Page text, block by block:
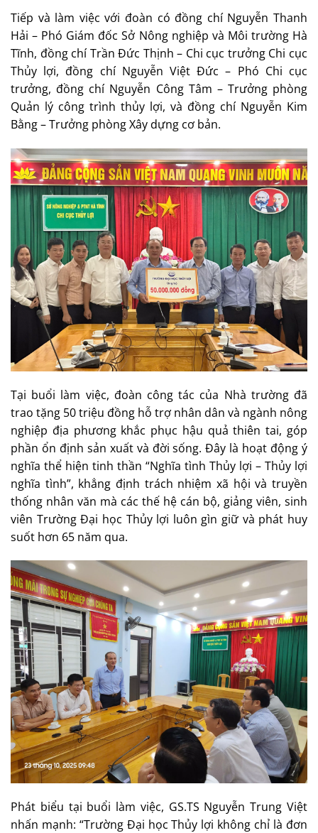
Tiếp và làm việc với đoàn có đồng chí Nguyễn Thanh
Hải – Phó Giám đốc Sở Nông nghiệp và Môi trường Hà
Tĩnh, đồng chí Trần Đức Thịnh – Chi cục trưởng Chi cục
Thủy lợi, đồng chí Nguyễn Việt Đức – Phó Chi cục
trưởng, đồng chí Nguyễn Công Tâm – Trưởng phòng
Quản lý công trình thủy lợi, và đồng chí Nguyễn Kim
Bằng – Trưởng phòng Xây dựng cơ bản.
Tại buổi làm việc, đoàn công tác của Nhà trường đã
trao tặng 50 triệu đồng hỗ trợ nhân dân và ngành nông
nghiệp địa phương khắc phục hậu quả thiên tai, góp
phần ổn định sản xuất và đời sống. Đây là hoạt động ý
nghĩa thể hiện tinh thần “Nghĩa tình Thủy lợi – Thủy lợi
nghĩa tình”, khẳng định trách nhiệm xã hội và truyền
thống nhân văn mà các thế hệ cán bộ, giảng viên, sinh
viên Trường Đại học Thủy lợi luôn gìn giữ và phát huy
suốt hơn 65 năm qua.
Phát biểu tại buổi làm việc, GS.TS Nguyễn Trung Việt
nhấn mạnh: “Trường Đại học Thủy lợi không chỉ là đơn